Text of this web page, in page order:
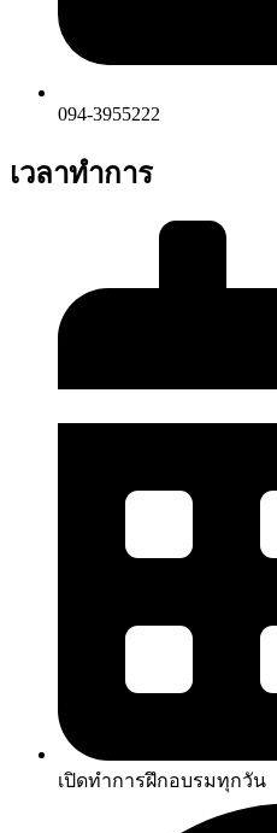
094-3955222
เวลาทำการ
เปิดทำการฝึกอบรมทุกวัน